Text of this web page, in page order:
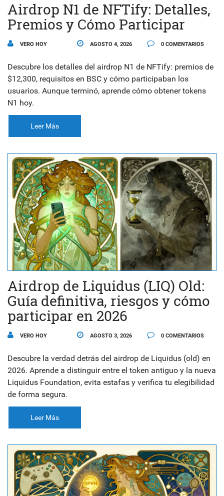
Airdrop N1 de NFTify: Detalles,
Premios y Cómo Participar
VERO HOY AGOSTO 4, 2026 0 COMENTARIOS
Descubre los detalles del airdrop N1 de NFTify: premios de
$12,300, requisitos en BSC y cómo participaban los
usuarios. Aunque terminó, aprende cómo obtener tokens
N1 hoy.
Leer Más
Airdrop de Liquidus (LIQ) Old:
Guía definitiva, riesgos y cómo
participar en 2026
VERO HOY AGOSTO 3, 2026 0 COMENTARIOS
Descubre la verdad detrás del airdrop de Liquidus (old) en
2026. Aprende a distinguir entre el token antiguo y la nueva
Liquidus Foundation, evita estafas y verifica tu elegibilidad
de forma segura.
Leer Más